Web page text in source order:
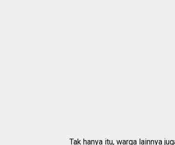
Tak hanya itu, warga lainnya